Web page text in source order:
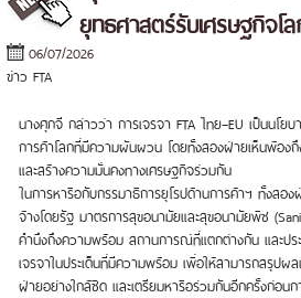
ยุทธศาสตร์รับเศรษฐกิจโ
06/07/2026
ข่าว FTA
นางศุภจี กล่าวว่า การเจรจา FTA ไทย–EU เป็นนโ
การค้าโลกที่มีความผันผวน โดยทั้งสองฝ่ายเห็นพ้องถึ
และสร้างความมั่นคงทางเศรษฐกิจร่วมกัน
ในการหารือกับกรรมาธิการยุโรปด้านการค้าฯ ทั้งสอ
จ้างโดยรัฐ มาตรการสุขอนามัยและสุขอนามัยพืช
คำนึงถึงความพร้อม สถานการณ์ที่แตกต่างกัน และปร
เจรจาในประเด็นที่มีความพร้อม เพื่อให้สามารถสรุป
ฝ่ายอย่างใกล้ชิด และเตรียมหารือร่วมกันอีกครั้งก่อนก